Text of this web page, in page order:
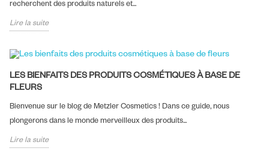
recherchent des produits naturels et...
Lire la suite
LES BIENFAITS DES PRODUITS COSMÉTIQUES À BASE DE
FLEURS
Bienvenue sur le blog de Metzler Cosmetics ! Dans ce guide, nous
plongerons dans le monde merveilleux des produits...
Lire la suite